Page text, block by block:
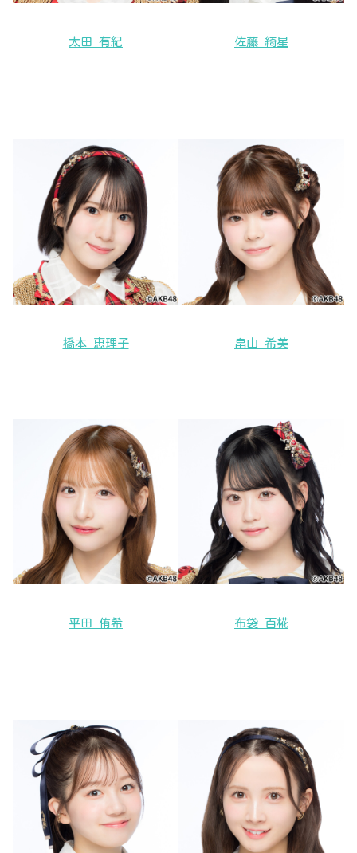
太田 有紀 佐藤 綺星
橋本 恵理子 畠山 希美
平田 侑希 布袋 百椛